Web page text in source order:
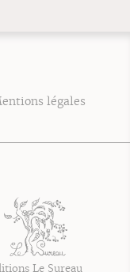
légales
Le Sureau